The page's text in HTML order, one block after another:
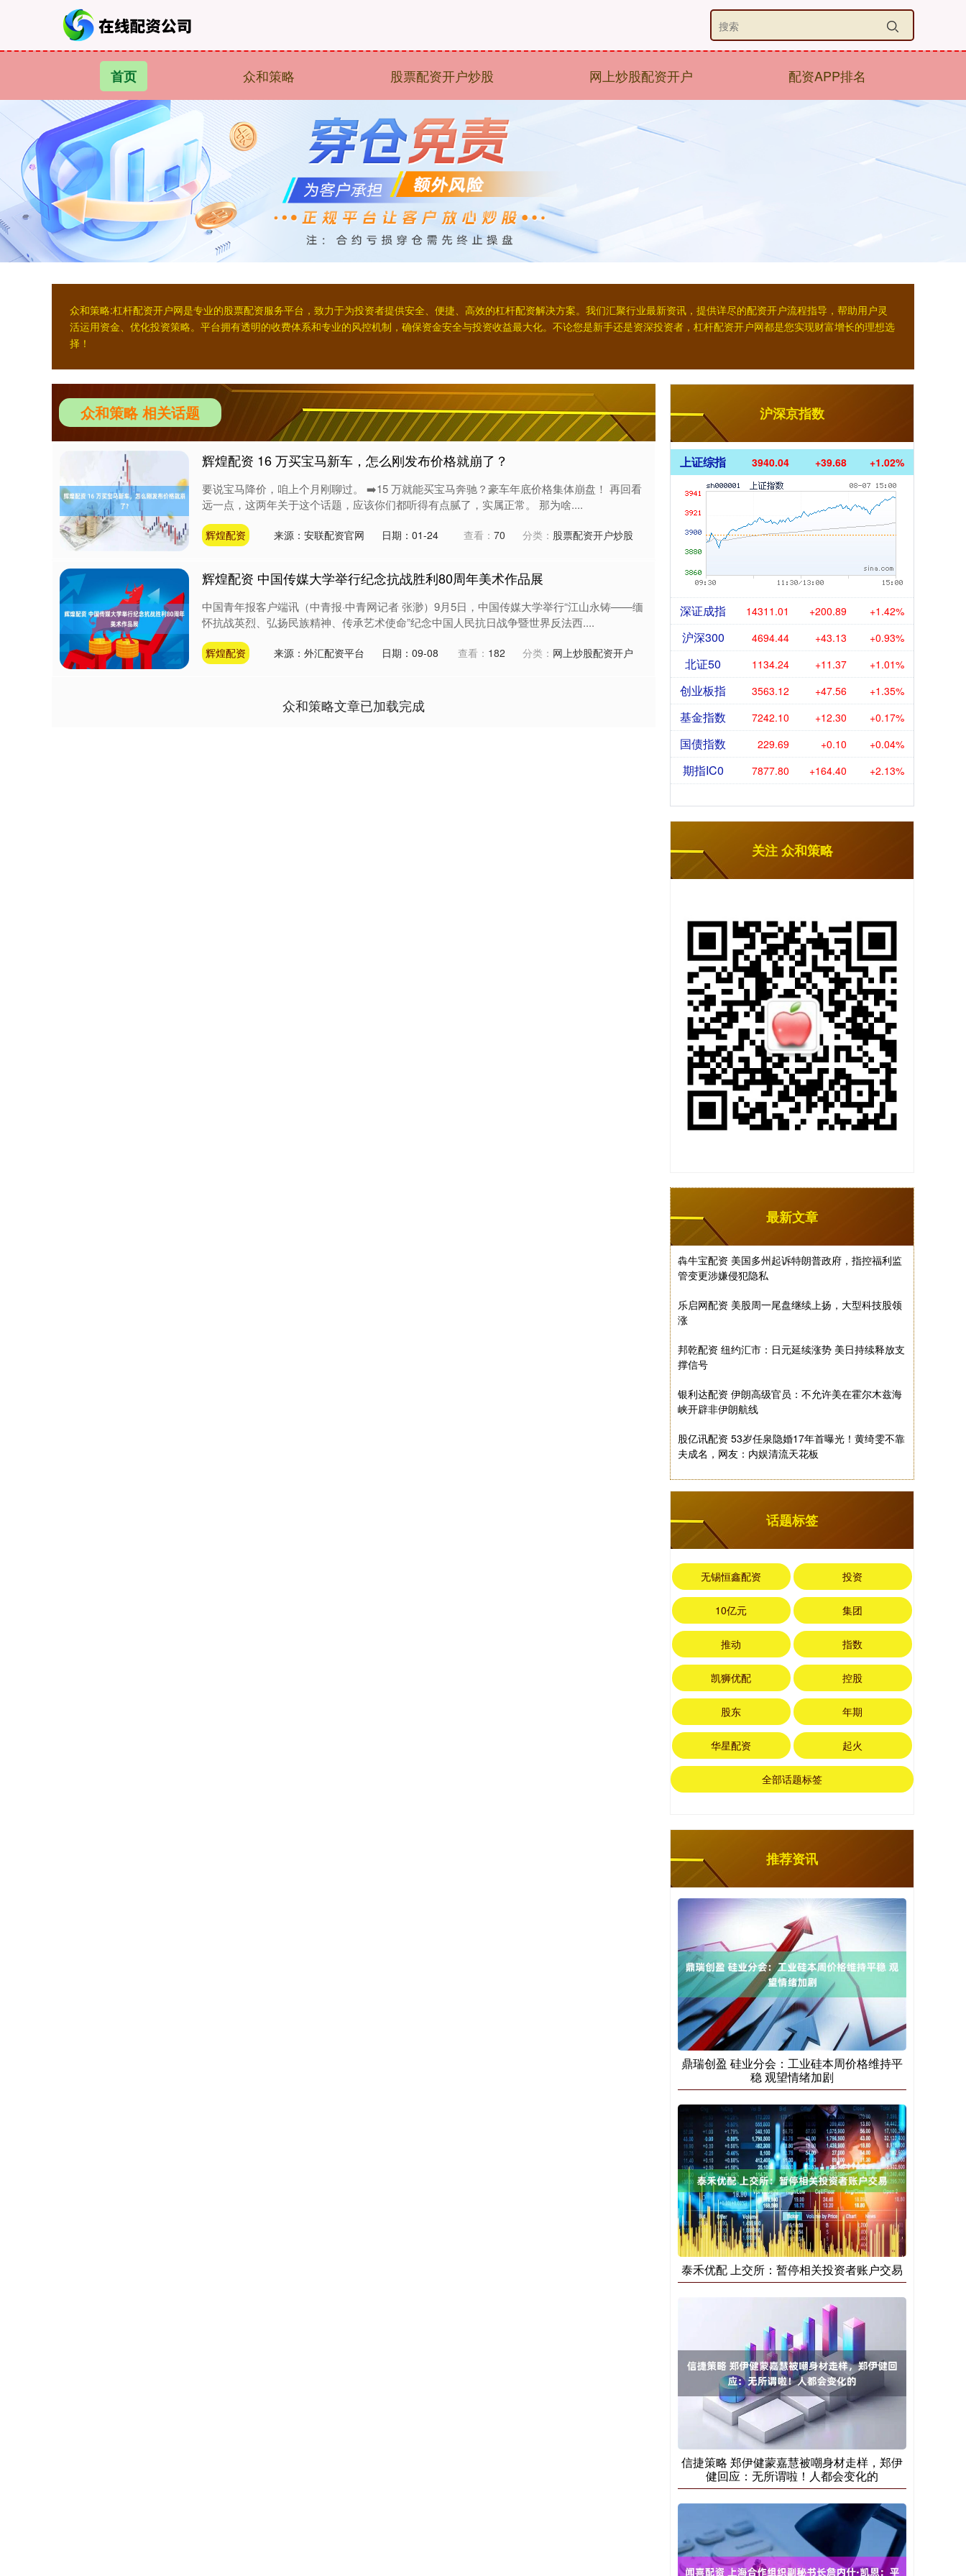
首页 众和策略 股票配资开户炒股 网上炒股配资开户 配资APP排名
众和策略:杠杆配资开户网是专业的股票配资服务平台，致力于为投资者提供安全、便捷、高效的杠杆配资解决方案。我们汇聚行业最新资讯，提供详尽的配资开户流程指导，帮助用户灵
活运用资金、优化投资策略。平台拥有透明的收费体系和专业的风控机制，确保资金安全与投资收益最大化。不论您是新手还是资深投资者，杠杆配资开户网都是您实现财富增长的理想选
择！
众和策略 相关话题
辉煌配资 16 万买宝马新车，怎么刚发布价格就崩了？
要说宝马降价，咱上个月刚聊过。 ➡️15 万就能买宝马奔驰？豪车年底价格集体崩盘！ 再回看
远一点，这两年关于这个话题，应该你们都听得有点腻了，实属正常。 那为啥....
辉煌配资 来源：安联配资官网 日期：01-24 查看： 70 分类： 股票配资开户炒股
辉煌配资 中国传媒大学举行纪念抗战胜利80周年美术作品展
中国青年报客户端讯（中青报·中青网记者 张渺）9月5日，中国传媒大学举行“江山永铸——缅
怀抗战英烈、弘扬民族精神、传承艺术使命”纪念中国人民抗日战争暨世界反法西....
辉煌配资 来源：外汇配资平台 日期：09-08 查看： 182 分类： 网上炒股配资开户
众和策略文章已加载完成
沪深京指数
上证综指 3940.04 +39.68 +1.02%
深证成指 14311.01 +200.89 +1.42%
沪深300 4694.44 +43.13 +0.93%
北证50 1134.24 +11.37 +1.01%
创业板指 3563.12 +47.56 +1.35%
基金指数 7242.10 +12.30 +0.17%
国债指数 229.69 +0.10 +0.04%
期指IC0 7877.80 +164.40 +2.13%
关注 众和策略
最新文章
犇牛宝配资 美国多州起诉特朗普政府，指控福利监
管变更涉嫌侵犯隐私
乐启网配资 美股周一尾盘继续上扬，大型科技股领
涨
邦乾配资 纽约汇市：日元延续涨势 美日持续释放支
撑信号
银利达配资 伊朗高级官员：不允许美在霍尔木兹海
峡开辟非伊朗航线
股亿讯配资 53岁任泉隐婚17年首曝光！黄绮雯不靠
夫成名，网友：内娱清流天花板
话题标签
无锡恒鑫配资 投资
10亿元 集团
推动 指数
凯狮优配 控股
股东 年期
华星配资 起火
全部话题标签
推荐资讯
鼎瑞创盈 硅业分会：工业硅本周价格维持平
稳 观望情绪加剧
泰禾优配 上交所：暂停相关投资者账户交易
信捷策略 郑伊健蒙嘉慧被嘲身材走样，郑伊
健回应：无所谓啦！人都会变化的